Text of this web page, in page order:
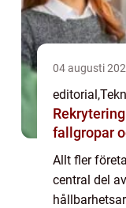
04 augusti
editorial,
fallgropar
Allt fler
central del